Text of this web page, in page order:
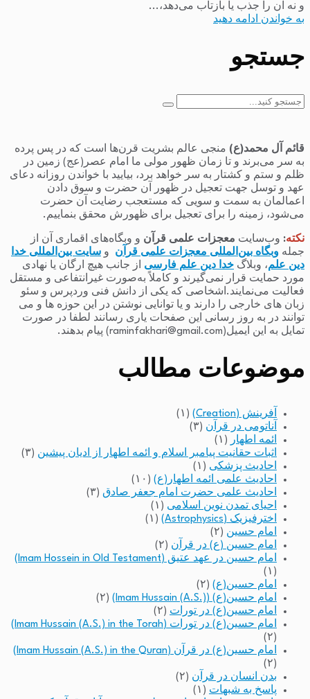
و نه آن را جذب یا بازتاب می‌دهد،...
به خواندن ادامه دهید
جستجو
جستجو
قائم آل محمد(ع) منجی عالم بشریت قرن‌ها است که در پس پرده
به سر می‌برند و تا زمان ظهور مولی ما امام عصر(عج) زمین در
ظلم و ستم و کشتار به سر خواهد برد، بیایید با خواندن روزانه دعای
عهد و توسل جهت تعجیل در ظهور آن حضرت و سوق دادن
اعمالمان به سمت و سویی که مستعجب رضایت آن حضرت
می‌شود، زمینه را برای تعجیل برای ظهورش محقق بنماییم.
نکته: وب‌سایت معجزات علمی قرآن و وبگاه‌های اقماری آن از
جمله وبگاه بین‌المللی معجزات علمی قرآن و سایت بین‌المللی خدا
دین علم، وبلاگ خدا دین علم فارسی از جانب هیچ ارگان یا نهادی
مورد حمایت قرار نمی‌گیرند و کاملاً به‌صورت غیرانتفاعی و مستقل
فعالیت می‌نمایند.اشخاصی که یکی از دانش فنی وردپرس و سئو
زبان های خارجی را دارند و یا توانایی نوشتن در این حوزه ها و می
توانند در به روز رسانی این صفحات یاری رسانند لطفا در صورت
تمایل به این ایمیل(raminfakhari@gmail.com) پیام بدهند.
موضوعات مطالب
آفرینش (Creation)
(۱)
آناتومی در قرآن (۳)
ائمه اطهار
(۱)
اثبات حقانیت پیامبر اسلام و ائمه اطهار از ادیان پیشین (۳)
احادیث پزشکی (۱)
احادیث علمی ائمه اطهار(ع) (۱۰)
احادیث علمی حضرت امام جعفر صادق (۳)
احیای تمدن نوین اسلامی (۱)
اخترفیزیک (Astrophysics)
(۱)
امام حسین (۲)
امام حسین (ع) در قرآن (۲)
امام حسین در عهد عتیق (Imam Hossein in Old Testament)
(۱)
امام حسین(ع) (۲)
امام حسین(ع) (Imam Hussain (A.S.))
(۲)
امام حسین(ع) در تورات (۲)
امام حسین(ع) در تورات (Imam Hussain (A.S.) in the Torah)
(۲)
امام حسین(ع) در قرآن (Imam Hussain (A.S.) in the Quran)
(۲)
بدن انسان در قرآن (۲)
پاسخ به شبهات (۱)